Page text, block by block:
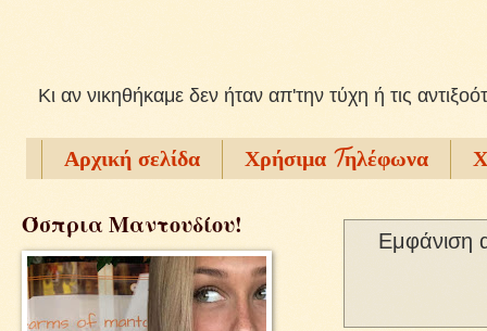
Kι αν νικηθήκαμε δεν ήταν απ'την τύχη ή τις
Αρχική σελίδα Χρήσιμα Tηλέφωνα
Εμφάνιση
Όσπρια Μαντουδίου!